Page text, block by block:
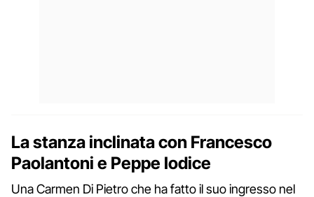
La stanza inclinata con Francesco
Paolantoni e Peppe Iodice
Una Carmen Di Pietro che ha fatto il suo ingresso nel